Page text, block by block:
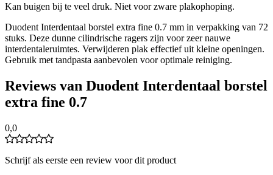
Kan buigen bij te veel druk. Niet voor zware plakophoping.
Duodent Interdentaal borstel extra fine 0.7 mm in verpakking van 72
stuks. Deze dunne cilindrische ragers zijn voor zeer nauwe
interdentaleruimtes. Verwijderen plak effectief uit kleine openingen.
Gebruik met tandpasta aanbevolen voor optimale reiniging.
Reviews van Duodent Interdentaal borstel
extra fine 0.7
0,0
Schrijf als eerste een review voor dit product